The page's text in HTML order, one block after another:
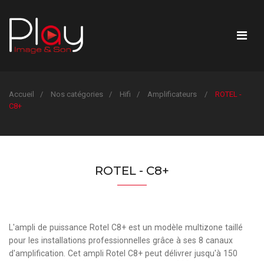
Accueil Nos catégories Hifi Amplificateurs
ROTEL -
C8+
ROTEL - C8+
L'ampli de puissance Rotel C8+ est un modèle multizone taillé
pour les installations professionnelles grâce à ses 8 canaux
d'amplification. Cet ampli Rotel C8+ peut délivrer jusqu'à 150